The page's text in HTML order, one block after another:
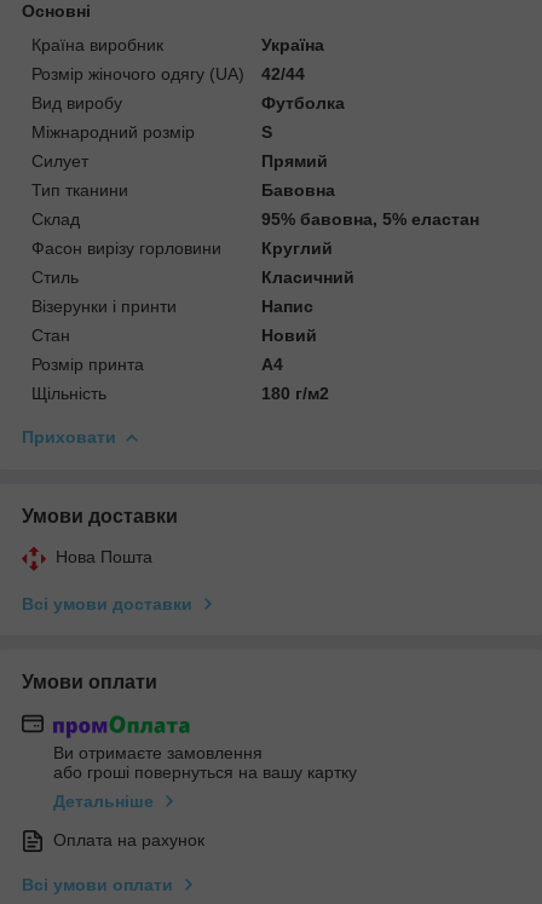
Основні
Країна виробник
Україна
Розмір жіночого одягу (UA)
42/44
Вид виробу
Футболка
Міжнародний розмір
S
Силует
Прямий
Тип тканини
Бавовна
Склад
95% бавовна, 5% еластан
Фасон вирізу горловини
Круглий
Стиль
Класичний
Візерунки і принти
Напис
Стан
Новий
Розмір принта
А4
Щільність
180 г/м2
Приховати
Умови доставки
Нова Пошта
Всі умови доставки
Умови оплати
Ви отримаєте замовлення
або гроші повернуться на вашу картку
Детальніше
Оплата на рахунок
Всі умови оплати